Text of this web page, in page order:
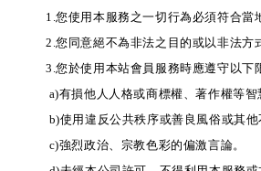
1.您使用本服務之一切行為必須符合當
2.您同意絕不為非法之目的或以非法方
3.您於使用本站會員服務時應遵守以下
a)有損他人人格或商標權、著作權等智
b)使用違反公共秩序或善良風俗或其他
c)強烈政治、宗教色彩的偏激言論。